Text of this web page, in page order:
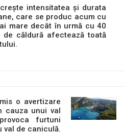
intensitatea și durata
care se produc acum cu
mare decât în urmă cu 40
căldură afectează toată
o avertizare
cauza unui val
furtuni
val de caniculă.